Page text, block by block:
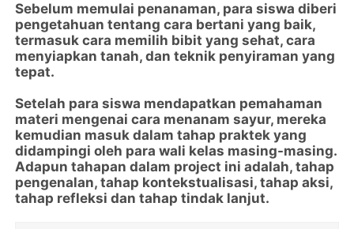
Sebelum memulai penanaman, para siswa diberi
pengetahuan tentang cara bertani yang baik,
termasuk cara memilih bibit yang sehat, cara
menyiapkan tanah, dan teknik penyiraman yang
tepat.
Setelah para siswa mendapatkan pemahaman
materi mengenai cara menanam sayur, mereka
kemudian masuk dalam tahap praktek yang
didampingi oleh para wali kelas masing-masing.
Adapun tahapan dalam project ini adalah, tahap
pengenalan, tahap kontekstualisasi, tahap aksi,
tahap refleksi dan tahap tindak lanjut.